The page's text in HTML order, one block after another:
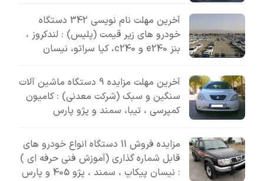
آخرین مهلت نام نویسی 342 دستگاه
خودرو های زیر قیمت (پلیس) : لندکروز ،
بنز e240 و c240، کیا سراتو، نیسان
آخرین مهلت مزایده 9 دستگاه ماشین آلات
سنگین و سبک (شرکت معدنی) : کامیون
کمپرسی ، تیبا، سمند و پژو پارس
مزایده فروش 11 دستگاه انواع خودرو های
قابل شماره گذاری (آموزش فنی حرفه ای )
: نیسان پیکاپ ، سمند ، پژو 405 و پارس